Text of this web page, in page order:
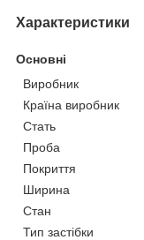
Характеристики
Основні
Виробник
Країна виробник
Стать
Проба
Покриття
Ширина
Стан
Тип застібки